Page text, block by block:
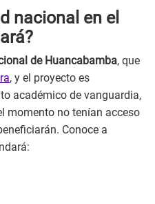
nacional en el
de Huancabamba, que
, y el proyecto es
académico de vanguardia,
momento no tenían acceso
Conoce a